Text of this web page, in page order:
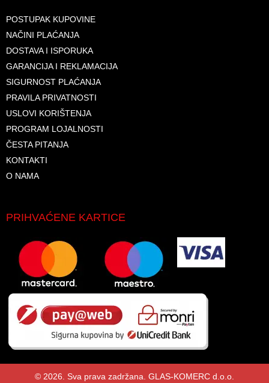
POSTUPAK KUPOVINE
NAČINI PLAĆANJA
DOSTAVA I ISPORUKA
GARANCIJA I REKLAMACIJA
SIGURNOST PLAĆANJA
PRAVILA PRIVATNOSTI
USLOVI KORIŠTENJA
PROGRAM LOJALNOSTI
ČESTA PITANJA
KONTAKTI
O NAMA
PRIHVAĆENE KARTICE
© 2026. Sva prava zadržana. GLAS-KOMERC d.o.o.